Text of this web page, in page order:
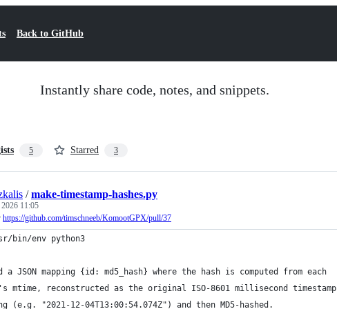
Back to GitHub
Instantly share code, notes, and snippets.
5 Starred 3
/make-timestamp-hashes.py
11:05
https://github.com/timschneeb/KomootGPX/pull/37
bin/env python3
a JSON mapping {id: md5_hash} where the hash is computed from each
mtime, reconstructed as the original ISO-8601 millisecond timestamp
(e.g. "2021-12-04T13:00:54.074Z") and then MD5-hashed.